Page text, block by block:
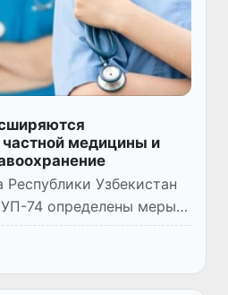
медицины и
Узбекистан
74 определены меры
поддержке частного